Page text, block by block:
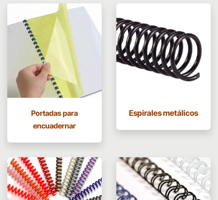
Portadas para
encuadernar
Espirales metálicos